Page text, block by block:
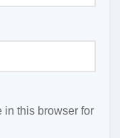
in this browser for